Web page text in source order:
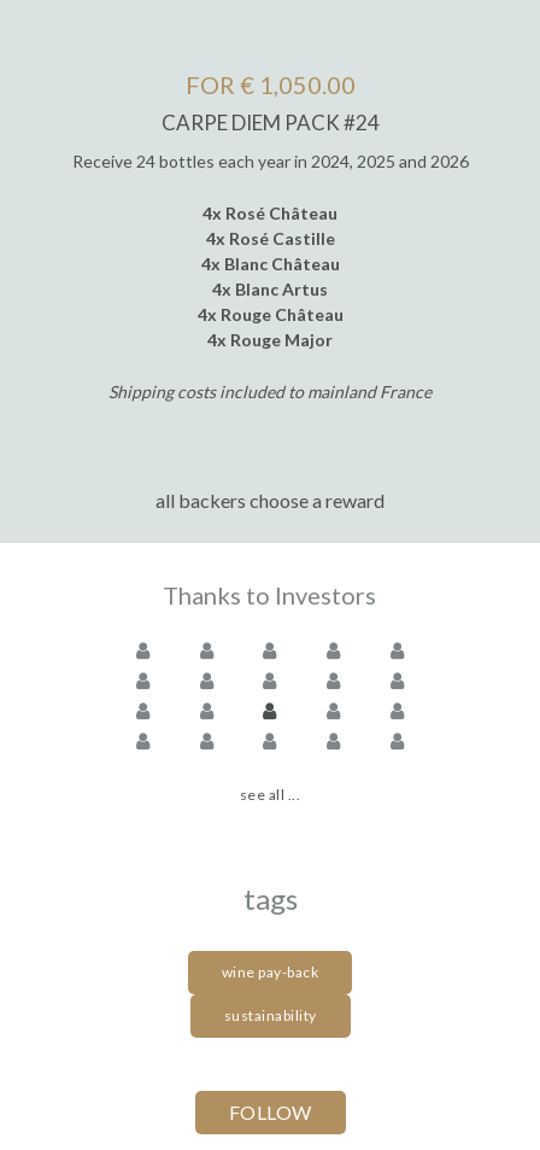
FOR € 1,050.00
CARPE DIEM PACK #24
Receive 24 bottles each year in 2024, 2025 and 2026
4x Rosé Château
4x Rosé Castille
4x Blanc Château
4x Blanc Artus
4x Rouge Château
4x Rouge Major
Shipping costs included to mainland France
all backers choose a reward
Thanks to Investors
see all ...
tags
wine pay-back
sustainability